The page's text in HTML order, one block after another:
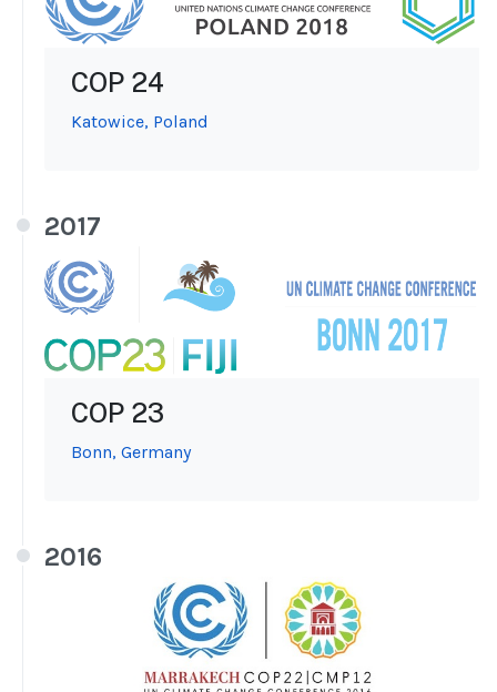
COP 24
Katowice, Poland
2017
COP 23
Bonn, Germany
2016